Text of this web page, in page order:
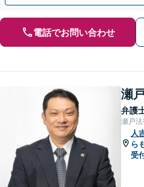
電話でお問い合わせ
瀬
弁護
瀬戸
人
ら
受